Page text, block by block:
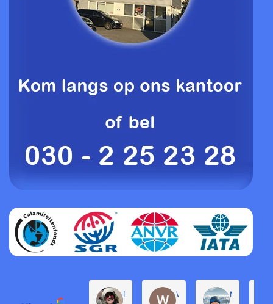
Daphne de GrootWillem Groenendijk
Michel